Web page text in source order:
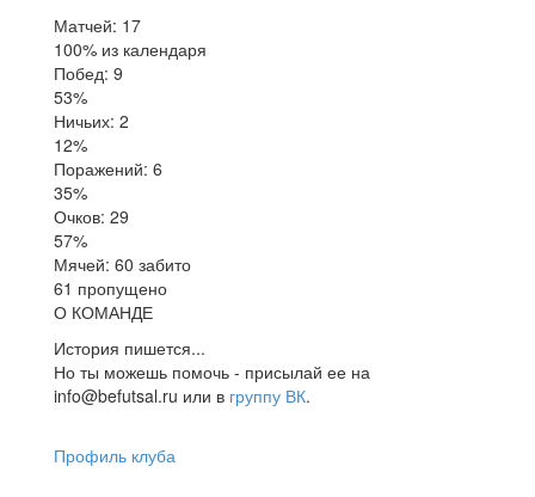
Матчей: 17
100% из календаря
Побед: 9
53%
Ничьих: 2
12%
Поражений: 6
35%
Очков: 29
57%
Мячей: 60 забито
61 пропущено
О КОМАНДЕ
История пишется...
Но ты можешь помочь - присылай ее на
info@befutsal.ru или в группу ВК.
Профиль клуба